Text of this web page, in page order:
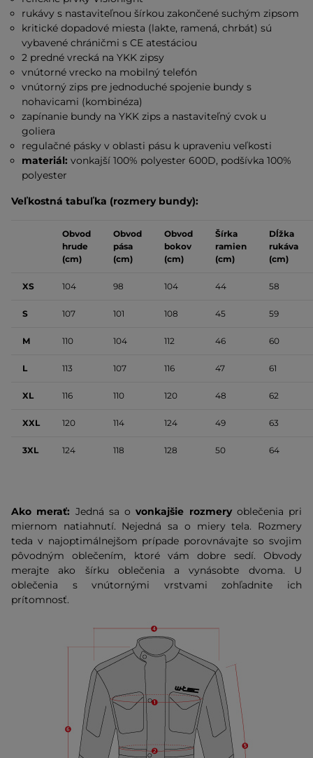
rukávy s nastaviteľnou šírkou zakončené suchým zipsom
kritické dopadové miesta (lakte, ramená, chrbát) sú
vybavené chráničmi s CE atestáciou
2 predné vrecká na YKK zipsy
vnútorné vrecko na mobilný telefón
vnútorný zips pre jednoduché spojenie bundy s
nohavicami (kombinéza)
zapínanie bundy na YKK zips a nastaviteľný cvok u
goliera
regulačné pásky v oblasti pásu k upraveniu veľkosti
materiál: vonkajší 100% polyester 600D, podšívka 100%
polyester
Veľkostná tabuľka (rozmery bundy):
Obvod
hrude
(cm)
Obvod
pása
(cm)
Obvod
bokov
(cm)
Šírka
ramien
(cm)
Dĺžka
rukáva
(cm)
XS 104 98 104 44 58
S 107 101 108 45 59
M 110 104 112 46 60
L 113 107 116 47 61
XL 116 110 120 48 62
XXL 120 114 124 49 63
3XL 124 118 128 50 64
Ako merať: Jedná sa ovonkajšie rozmeryoblečenia pri
miernom natiahnutí. Nejedná sa o miery tela. Rozmery
teda v najoptimálnejšom prípade porovnávajte so svojim
pôvodným oblečením, ktoré vám dobre sedí. Obvody
merajte ako šírku oblečenia a vynásobte dvoma. U
oblečenia s vnútornými vrstvami zohľadnite ich
prítomnosť.